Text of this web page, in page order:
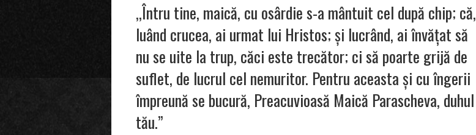
,,Întru tine, maică, cu osârdie s-a mântuit cel după chip; că,
luând crucea, ai urmat lui Hristos; şi lucrând, ai învăţat să
nu se uite la trup, căci este trecător; ci să poarte grijă de
suflet, de lucrul cel nemuritor. Pentru aceasta şi cu îngerii
împreună se bucură, Preacuvioasă Maică Parascheva, duhul
tău.”